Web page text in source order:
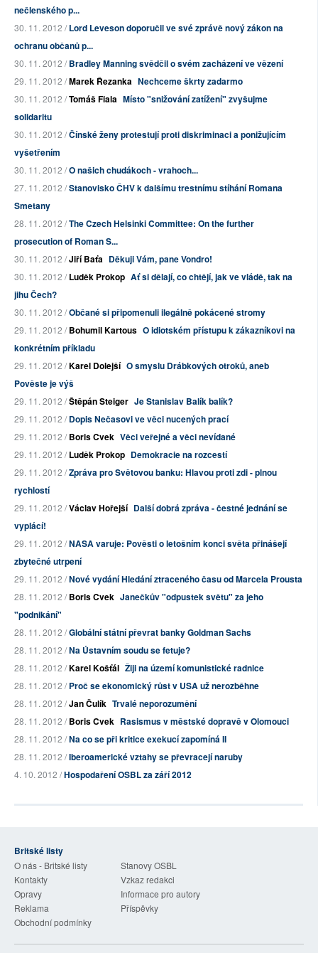
nečlenského p...
30. 11. 2012 /Lord Leveson doporučil ve své zprávě nový zákon na
ochranu občanů p...
30. 11. 2012 /Bradley Manning svědčil o svém zacházení ve vězení
29. 11. 2012 /Marek Řezanka Nechceme škrty zadarmo
30. 11. 2012 /Tomáš Fiala Místo "snižování zatížení" zvyšujme
solidaritu
30. 11. 2012 /Čínské ženy protestují proti diskriminaci a ponižujícím
vyšetřením
30. 11. 2012 /O našich chudákoch - vrahoch...
27. 11. 2012 /Stanovisko ČHV k dalšímu trestnímu stíhání Romana
Smetany
28. 11. 2012 /The Czech Helsinki Committee: On the further
prosecution of Roman S...
30. 11. 2012 /Jiří Baťa Děkuji Vám, pane Vondro!
30. 11. 2012 /Luděk Prokop Ať si dělají, co chtějí, jak ve vládě, tak na
jihu Čech?
30. 11. 2012 /Občané si připomenuli ilegálně pokácené stromy
29. 11. 2012 /Bohumil Kartous O idiotském přístupu k zákazníkovi na
konkrétním příkladu
29. 11. 2012 /Karel Dolejší O smyslu Drábkových otroků, aneb
Pověste je výš
29. 11. 2012 /Štěpán Steiger Je Stanislav Balík balík?
29. 11. 2012 /Dopis Nečasovi ve věci nucených prací
29. 11. 2012 /Boris Cvek Věci veřejné a věci nevídané
29. 11. 2012 /Luděk Prokop Demokracie na rozcestí
29. 11. 2012 /Zpráva pro Světovou banku: Hlavou proti zdi - plnou
rychlostí
29. 11. 2012 /Václav Hořejší Další dobrá zpráva - čestné jednání se
vyplácí!
29. 11. 2012 /NASA varuje: Pověsti o letošním konci světa přinášejí
zbytečné utrpení
29. 11. 2012 /Nové vydání Hledání ztraceného času od Marcela Prousta
28. 11. 2012 /Boris Cvek Janečkův "odpustek světu" za jeho
"podnikání"
28. 11. 2012 /Globální státní převrat banky Goldman Sachs
28. 11. 2012 /Na Ústavním soudu se fetuje?
28. 11. 2012 /Karel Košťál Žiji na území komunistické radnice
28. 11. 2012 /Proč se ekonomický růst v USA už nerozběhne
28. 11. 2012 /Jan Čulík Trvalé neporozumění
28. 11. 2012 /Boris Cvek Rasismus v městské dopravě v Olomouci
28. 11. 2012 /Na co se při kritice exekucí zapomíná II
28. 11. 2012 /Iberoamerické vztahy se převracejí naruby
4. 10. 2012 /Hospodaření OSBL za září 2012
Britské listy
O nás - Britské listy
Stanovy OSBL
Kontakty
Vzkaz redakci
Opravy
Informace pro autory
Reklama
Příspěvky
Obchodní podmínky